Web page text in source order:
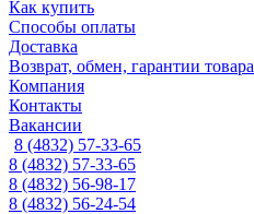
Как купить
Способы оплаты
Доставка
Возврат, обмен, гарантии товара
Компания
Контакты
Вакансии
8 (4832) 57-33-65
8 (4832) 57-33-65
8 (4832) 56-98-17
8 (4832) 56-24-54